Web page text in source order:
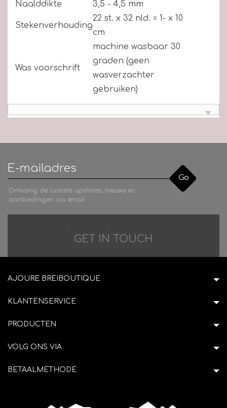
Naalddikte
3,5 - 4,5 mm
Stekenverhouding
22 st. x 32 nld. = 1- x 10
cm
Was voorschrift
machine wasbaar 30
graden (geen
wasverzachter
gebruiken)
Go
Ontvang de laatste updates, nieuws en
aanbiedingen via email
GET IN TOUCH
AJOURE BREIBOUTIQUE
KLANTENSERVICE
PRODUCTEN
VOLG ONS VIA
BETAALMETHODE